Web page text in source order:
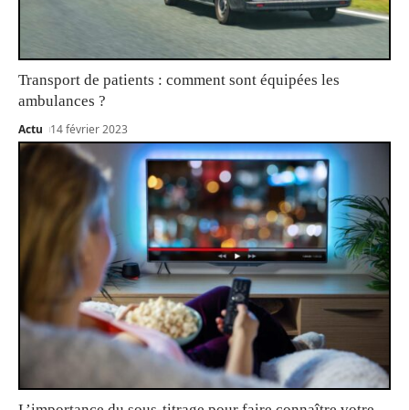
Transport de patients : comment sont équipées les
ambulances ?
Actu 14 février 2023